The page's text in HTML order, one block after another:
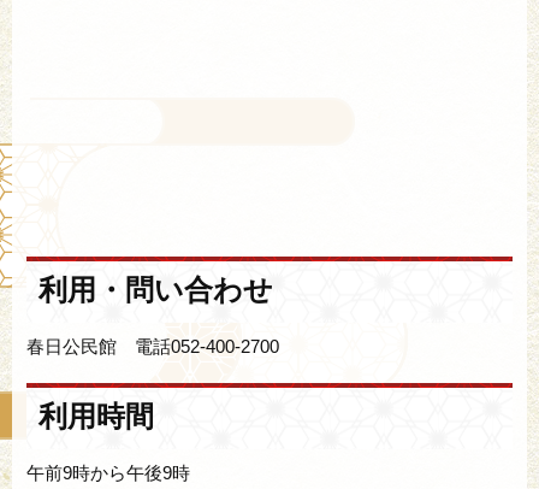
利用・問い合わせ
春日公民館 電話052-400-2700
利用時間
午前9時から午後9時